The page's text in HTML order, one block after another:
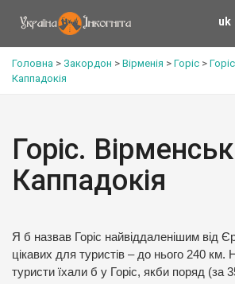
uk
Головна > Закордон > Вірменія > Горіс >
Каппадокія
Горіс.
Каппадокія
Я б назвав Горіс найвіддаленішим від
цікавих для туристів – до нього 240
туристи їхали б у Горіс, якби поряд (за